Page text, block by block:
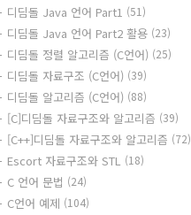
디딤돌 Java 언어 Part1 (51)
디딤돌 Java 언어 Part2 활용 (23)
디딤돌 정렬 알고리즘 (C언어) (25)
디딤돌 자료구조 (C언어) (39)
디딤돌 알고리즘 (C언어) (88)
[C]디딤돌 자료구조와 알고리즘 (39)
[C++]디딤돌 자료구조와 알고리즘 (72)
Escort 자료구조와 STL (18)
C 언어 문법 (24)
C언어 예제 (104)